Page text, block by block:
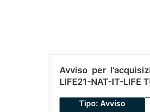
Avviso per
LIFE21-NAT-IT-LIFE
Tipo: Avviso